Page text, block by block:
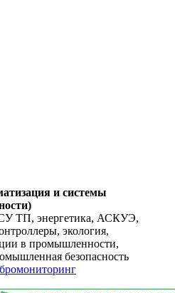
и системы
ТП, энергетика, АСКУЭ,
экология,
в промышленности,
безопасность